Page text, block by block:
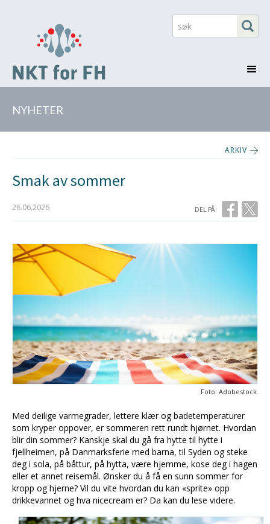
NYHETER
ARKIV
Smak av sommer
26.06.2026 DEL PÅ:
Foto: Adobestock
Med deilige varmegrader, lettere klær og badetemperaturer
som kryper oppover, er sommeren rett rundt hjørnet. Hvordan
blir din sommer? Kanskje skal du gå fra hytte til hytte i
fjellheimen, på Danmarksferie med barna, til Syden og steke
deg i sola, på båttur, på hytta, være hjemme, kose deg i hagen
eller et annet reisemål. Ønsker du å få en sunn sommer for
kropp og hjerne? Vil du vite hvordan du kan «sprite» opp
drikkevannet og hva nicecream er? Da kan du lese videre.